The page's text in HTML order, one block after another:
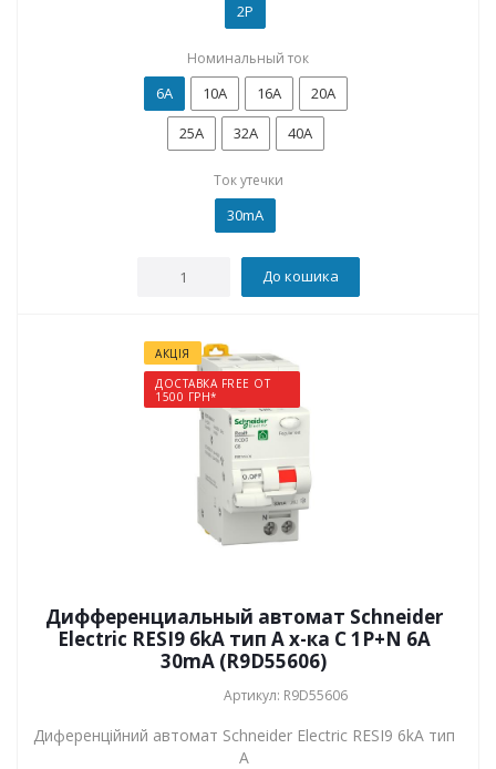
2P
Номинальный ток
6А 10А 16А
20А
25А
32А 40А
Ток утечки
30mA
До кошика
АКЦІЯ
ДОСТАВКА FREE ОТ
1500 ГРН*
Дифференциальный автомат Schneider
Electric RESI9 6kA тип А х-ка C 1P+N 6А
30mA (R9D55606)
Артикул: R9D55606
Диференційний автомат Schneider Electric RESI9 6kA тип
А